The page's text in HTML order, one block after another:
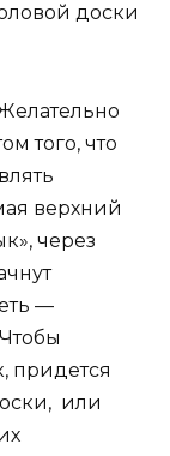
доски
того, что
верхний
через
—
придется
или